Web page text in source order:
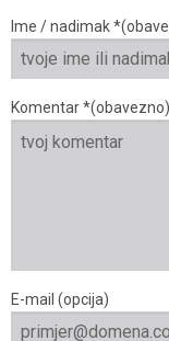
Ime / nadimak
Komentar *(obavezno)
E-mail (opcija)